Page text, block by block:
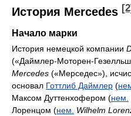
История Mercedes
Начало марки
История немецкой компании
(«Даймлер-Моторен-
Mercedes («Мерседес»),
основал Готтлиб Даймлер (
Максом Дуттенхофером (нем.
Лоренцом (нем. Wilhelm